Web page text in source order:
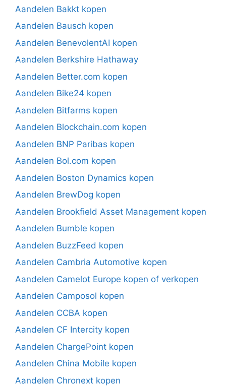
Aandelen Bakkt kopen
Aandelen Bausch kopen
Aandelen BenevolentAI kopen
Aandelen Berkshire Hathaway
Aandelen Better.com kopen
Aandelen Bike24 kopen
Aandelen Bitfarms kopen
Aandelen Blockchain.com kopen
Aandelen BNP Paribas kopen
Aandelen Bol.com kopen
Aandelen Boston Dynamics kopen
Aandelen BrewDog kopen
Aandelen Brookfield Asset Management kopen
Aandelen Bumble kopen
Aandelen BuzzFeed kopen
Aandelen Cambria Automotive kopen
Aandelen Camelot Europe kopen of verkopen
Aandelen Camposol kopen
Aandelen CCBA kopen
Aandelen CF Intercity kopen
Aandelen ChargePoint kopen
Aandelen China Mobile kopen
Aandelen Chronext kopen